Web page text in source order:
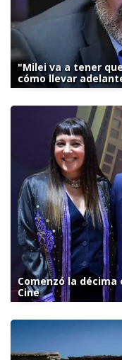
"Milei va a tener
cómo llevar
Comenzó la
Cine